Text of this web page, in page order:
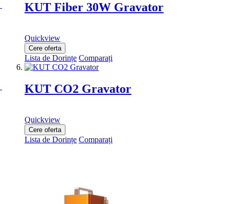
KUT Fiber 30W Gravator
Quickview
Cere oferta
Lista de Dorințe Comparați
KUT CO2 Gravator
Quickview
Cere oferta
Lista de Dorințe Comparați